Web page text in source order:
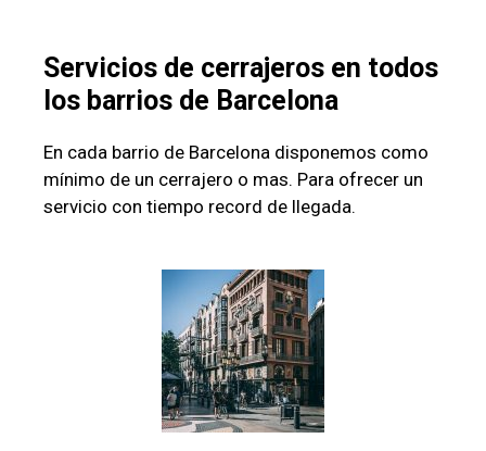
Servicios de cerrajeros en todos
los barrios de Barcelona
En cada barrio de Barcelona disponemos como
mínimo de un cerrajero o mas. Para ofrecer un
servicio con tiempo record de llegada.